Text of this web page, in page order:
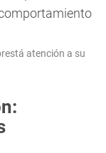
atención a su